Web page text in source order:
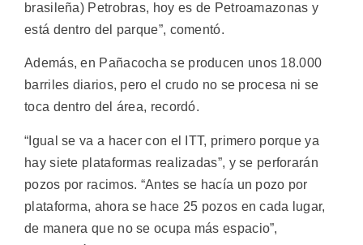
brasileña) Petrobras, hoy es de Petroamazonas y
está dentro del parque”, comentó.
Además, en Pañacocha se producen unos 18.000
barriles diarios, pero el crudo no se procesa ni se
toca dentro del área, recordó.
“Igual se va a hacer con el ITT, primero porque ya
hay siete plataformas realizadas”, y se perforarán
pozos por racimos. “Antes se hacía un pozo por
plataforma, ahora se hace 25 pozos en cada lugar,
de manera que no se ocupa más espacio”,